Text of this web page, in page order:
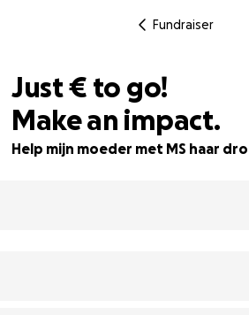
Fundraiser
Just€330
€ to go!
Make an impact.
Help mijn moeder met MS haar